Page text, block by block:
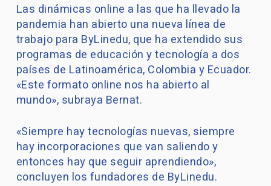
Las dinámicas online a las que ha llevado la
pandemia han abierto una nueva línea de
trabajo para ByLinedu, que ha extendido sus
programas de educación y tecnología a dos
países de Latinoamérica, Colombia y Ecuador.
«Este formato online nos ha abierto al
mundo», subraya Bernat.
«Siempre hay tecnologías nuevas, siempre
hay incorporaciones que van saliendo y
entonces hay que seguir aprendiendo»,
concluyen los fundadores de ByLinedu.